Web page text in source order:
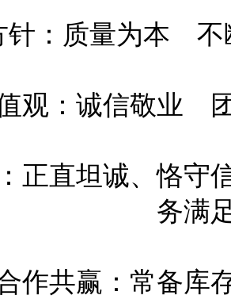
针：质量为本
观：诚信敬业
正直坦诚、恪守
务满
作共赢：常备库